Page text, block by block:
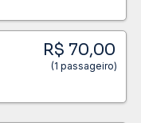
R$ 70,00
(1 passageiro)